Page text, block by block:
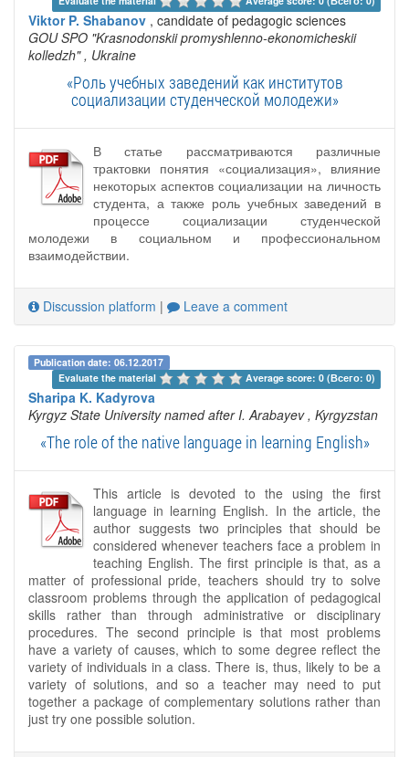
Viktor P. Shabanov , candidate of pedagogic sciences
GOU SPO "Krasnodonskii promyshlenno-ekonomicheskii
kolledzh" , Ukraine
«Роль учебных заведений как институтов
социализации студенческой молодежи»
В статье рассматриваются различные
трактовки понятия «социализация», влияние
некоторых аспектов социализации на личность
студента, а также роль учебных заведений в
процессе социализации студенческой
молодежи в социальном и профессиональном
взаимодействии.
Discussion platform | Leave a comment
Publication date: 06.12.2017
Evaluate the material
Average score: 0 (Всего: 0)
Sharipa K. Kadyrova
Kyrgyz State University named after I. Arabayev , Kyrgyzstan
«The role of the native language in learning English»
This article is devoted to the using the first
language in learning English. In the article, the
author suggests two principles that should be
considered whenever teachers face a problem in
teaching English. The first principle is that, as a
matter of professional pride, teachers should try to solve
classroom problems through the application of pedagogical
skills rather than through administrative or disciplinary
procedures. The second principle is that most problems
have a variety of causes, which to some degree reflect the
variety of individuals in a class. There is, thus, likely to be a
variety of solutions, and so a teacher may need to put
together a package of complementary solutions rather than
just try one possible solution.